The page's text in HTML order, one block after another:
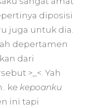
diposisi
juga untuk dia.
depertamen
dari
>_<. Yah
ke kepoanku
ini tapi